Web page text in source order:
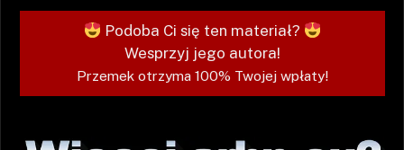
Podoba Ci się ten materiał?
Wesprzyj jego autora!
Przemek otrzyma 100% Twojej wpłaty!